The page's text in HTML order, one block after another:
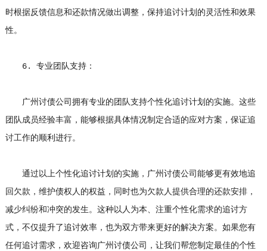
时根据反馈信息和还款情况做出调整，保持追讨计划的灵活性和效果
性。
6. 专业团队支持：
广州讨债公司拥有专业的团队支持个性化追讨计划的实施。这些
团队成员经验丰富，能够根据具体情况制定合适的应对方案，保证追
讨工作的顺利进行。
通过以上个性化追讨计划的实施，广州讨债公司能够更有效地追
回欠款，维护债权人的权益，同时也为欠款人提供合理的还款安排，
减少纠纷和冲突的发生。这种以人为本、注重个性化需求的追讨方
式，不仅提升了追讨效率，也为双方带来更好的解决方案。如果您有
任何追讨需求，欢迎咨询广州讨债公司，让我们帮您制定最佳的个性